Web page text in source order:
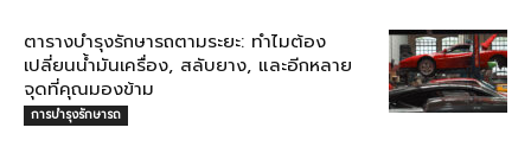
ตารางบำรุงรักษารถตามระยะ: ทำไมต้อง
เปลี่ยนน้ำมันเครื่อง, สลับยาง, และอีกหลาย
จุดที่คุณมองข้าม
การบำรุงรักษารถ